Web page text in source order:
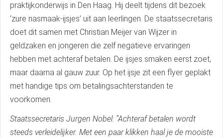
praktijkonderwijs in Den Haag. Hij deelt tijdens dit bezoek
‘zure nasmaak-ijsjes’ uit aan leerlingen. De staatssecretaris
doet dit samen met Christian Meijer van Wijzer in
geldzaken en jongeren die zelf negatieve ervaringen
hebben met achteraf betalen. De ijsjes smaken eerst zoet,
maar daarna al gauw zuur. Op het ijsje zit een flyer geplakt
met handige tips om betalingsachterstanden te
voorkomen.
Staatssecretaris Jurgen Nobel: ”Achteraf betalen wordt
steeds verleidelijker. Met een paar klikken haal je de mooiste